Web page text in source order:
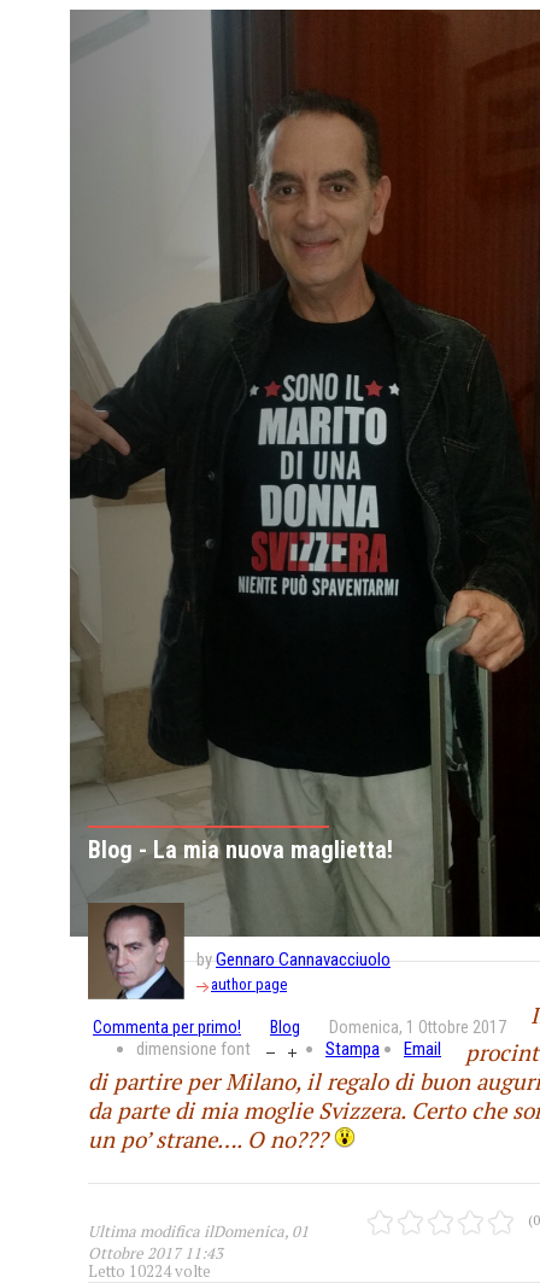
Blog - La mia nuova maglietta!
byGennaro Cannavacciuolo
author page
Commenta per primo! Blog Domenica, 1 Ottobre 2017
dimensione font Stampa Email
di partire per Milano, il regalo di buon
da parte di mia moglie Svizzera. Certo che
un po’ strane…. O no???
Ultima modifica ilDomenica, 01
Ottobre 2017 11:43
Letto 10224 volte